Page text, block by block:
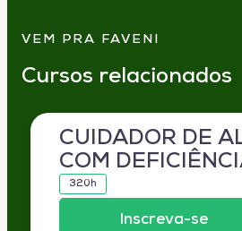
VEM PRA FAVENI
Cursos relacionados
CUIDADOR DE
COM
320h
Inscreva-se